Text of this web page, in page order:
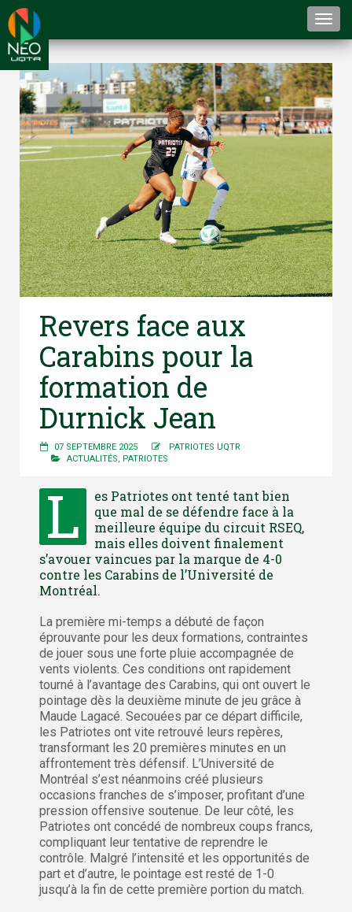
Revers face aux
Carabins pour la
formation de
Durnick Jean
07 SEPTEMBRE 2025
PATRIOTES UQTR
ACTUALITÉS
PATRIOTES
L
es Patriotes ont tenté tant bien
que mal de se défendre face à la
meilleure équipe du circuit RSEQ,
mais elles doivent finalement
s’avouer vaincues par la marque de 4-0
contre les Carabins de l’Université de
Montréal.
La première mi-temps a débuté de façon
éprouvante pour les deux formations, contraintes
de jouer sous une forte pluie accompagnée de
vents violents. Ces conditions ont rapidement
tourné à l’avantage des Carabins, qui ont ouvert le
pointage dès la deuxième minute de jeu grâce à
Maude Lagacé. Secouées par ce départ difficile,
les Patriotes ont vite retrouvé leurs repères,
transformant les 20 premières minutes en un
affrontement très défensif. L’Université de
Montréal s’est néanmoins créé plusieurs
occasions franches de s’imposer, profitant d’une
pression offensive soutenue. De leur côté, les
Patriotes ont concédé de nombreux coups francs,
compliquant leur tentative de reprendre le
contrôle. Malgré l’intensité et les opportunités de
part et d’autre, le pointage est resté de 1-0
jusqu’à la fin de cette première portion du match.